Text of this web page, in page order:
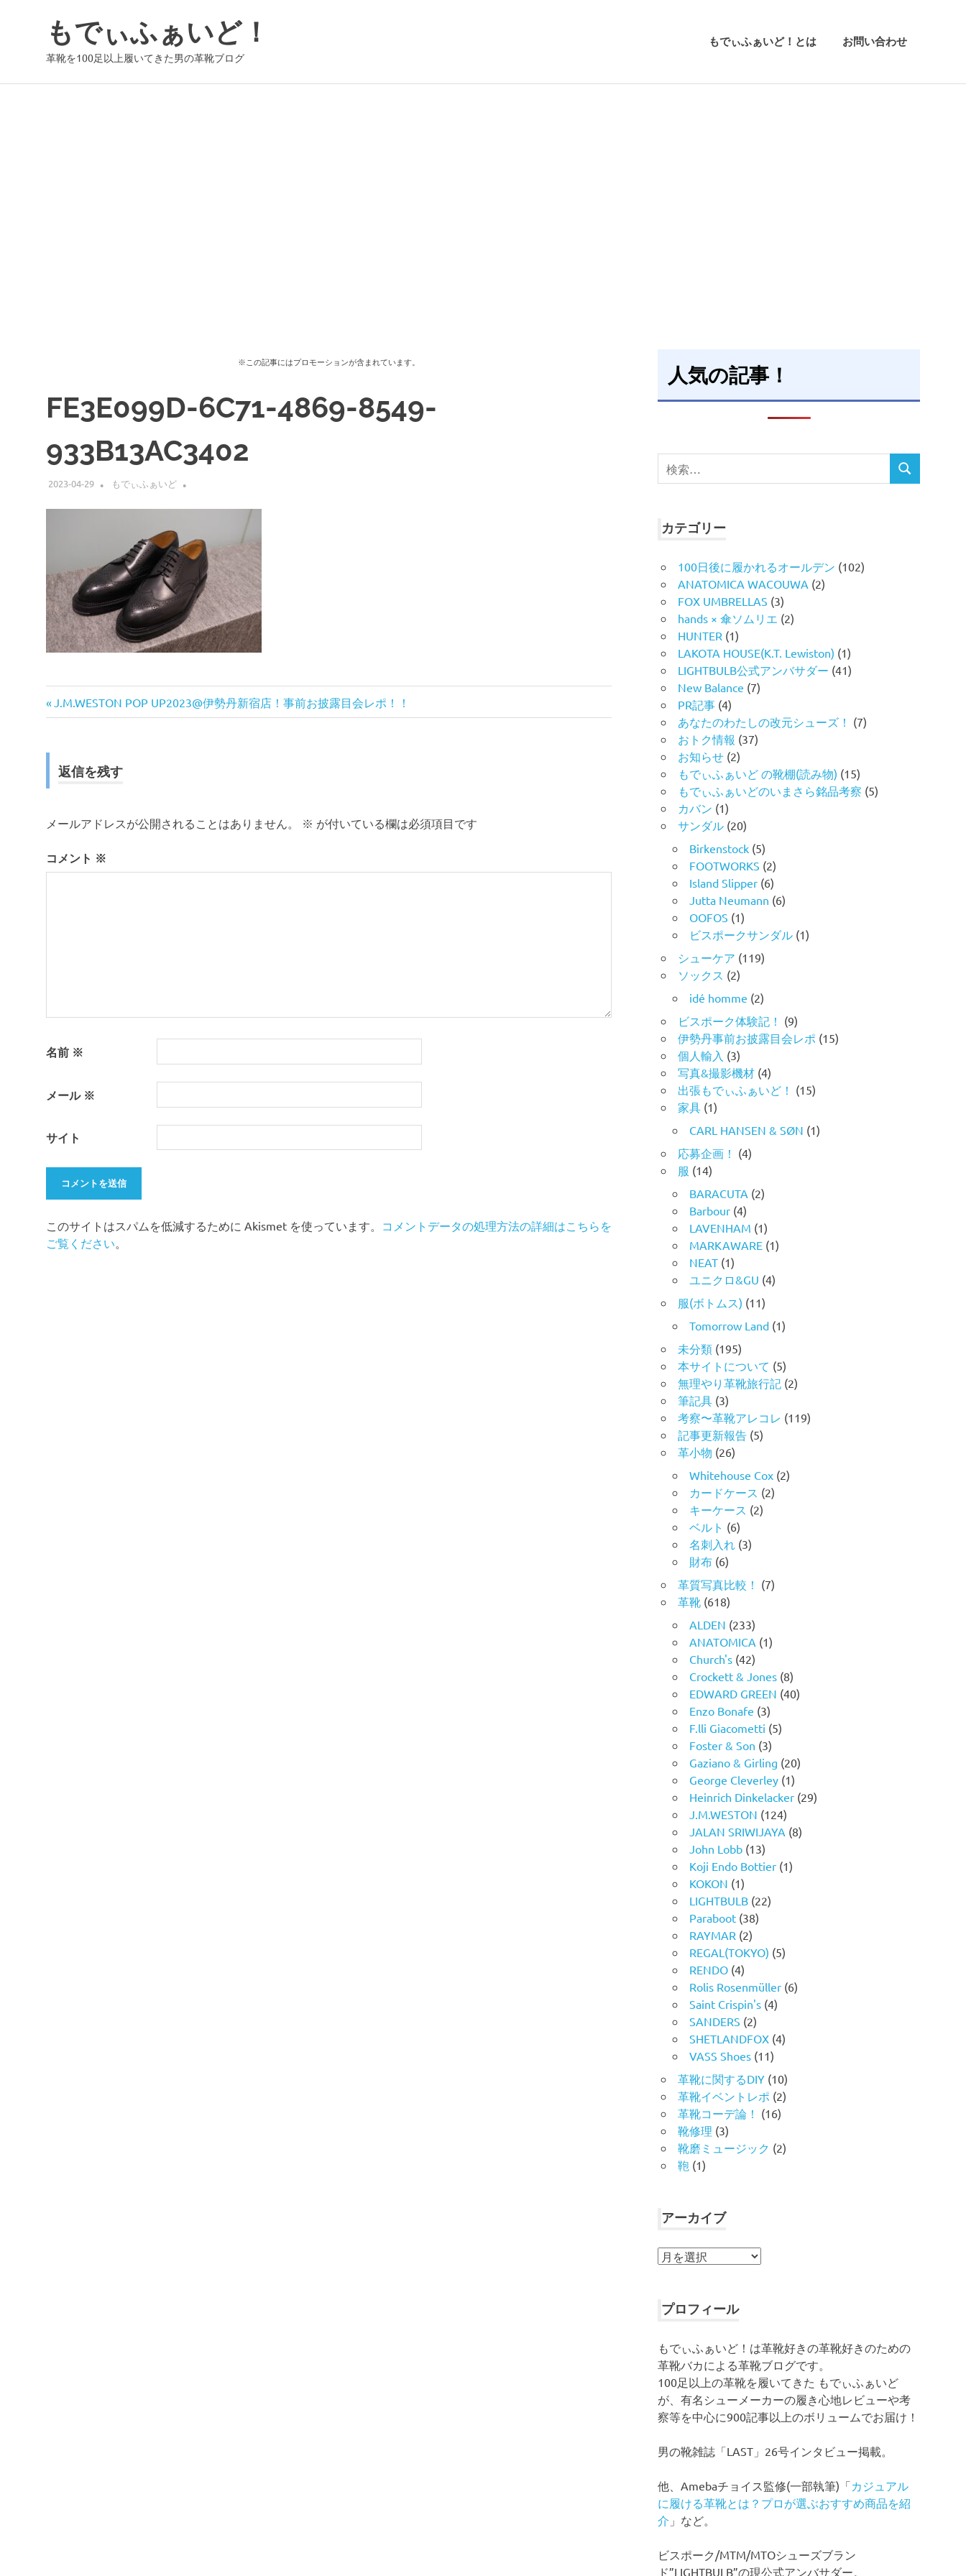
もでぃふぁいど！
革靴を100足以上履いてきた男の革靴ブログ
もでぃふぁいど！とは お問い合わせ
※この記事にはプロモーションが含まれています。
FE3E099D-6C71-4869-8549-
933B13AC3402
2023-04-29 もでぃふぁいど
投
ナ
ゲ
ー
前
の
J.M.WESTON POP UP2023@伊勢丹新宿店！事前お披露目会レポ！！
返信を残す
メールアドレスが公開されることはありません。 ※ が付いている欄は必須項目です
コメント ※
名前 ※
メール ※
サイト
このサイトはスパムを低減するために Akismet を使っています。 コメントデータの処理方法の詳細はこちらを
ご覧ください。
人気の記事！
検
索
検
カテゴリー
100日後に履かれるオールデン (102)
ANATOMICA WACOUWA (2)
FOX UMBRELLAS (3)
hands × 傘ソムリエ (2)
HUNTER (1)
LAKOTA HOUSE(K.T. Lewiston) (1)
LIGHTBULB公式アンバサダー (41)
New Balance (7)
PR記事 (4)
あなたのわたしの改元シューズ！ (7)
おトク情報 (37)
お知らせ (2)
もでぃふぁいど の靴棚(読み物) (15)
もでぃふぁいどのいまさら銘品考察 (5)
カバン (1)
サンダル (20)
Birkenstock (5)
FOOTWORKS (2)
Island Slipper (6)
Jutta Neumann (6)
OOFOS (1)
ビスポークサンダル (1)
シューケア (119)
ソックス (2)
idé homme (2)
ビスポーク体験記！ (9)
伊勢丹事前お披露目会レポ (15)
個人輸入 (3)
写真&撮影機材 (4)
出張もでぃふぁいど！ (15)
家具 (1)
CARL HANSEN & SØN (1)
応募企画！ (4)
服 (14)
BARACUTA (2)
Barbour (4)
LAVENHAM (1)
MARKAWARE (1)
NEAT (1)
ユニクロ&GU (4)
服(ボトムス) (11)
Tomorrow Land (1)
未分類 (195)
本サイトについて (5)
無理やり革靴旅行記 (2)
筆記具 (3)
考察〜革靴アレコレ (119)
記事更新報告 (5)
革小物 (26)
Whitehouse Cox (2)
カードケース (2)
キーケース (2)
ベルト (6)
名刺入れ (3)
財布 (6)
革質写真比較！ (7)
革靴 (618)
ALDEN (233)
ANATOMICA (1)
Church's (42)
Crockett & Jones (8)
EDWARD GREEN (40)
Enzo Bonafe (3)
F.lli Giacometti (5)
Foster & Son (3)
Gaziano & Girling (20)
George Cleverley (1)
Heinrich Dinkelacker (29)
J.M.WESTON (124)
JALAN SRIWIJAYA (8)
John Lobb (13)
Koji Endo Bottier (1)
KOKON (1)
LIGHTBULB (22)
Paraboot (38)
RAYMAR (2)
REGAL(TOKYO) (5)
RENDO (4)
Rolis Rosenmüller (6)
Saint Crispin's (4)
SANDERS (2)
SHETLANDFOX (4)
VASS Shoes (11)
革靴に関するDIY (10)
革靴イベントレポ (2)
革靴コーデ論！ (16)
靴修理 (3)
靴磨ミュージック (2)
鞄 (1)
アーカイブ
ア
イ
プロフィール
もでぃふぁいど！は革靴好きの革靴好きのための
革靴バカによる革靴ブログです。
100足以上の革靴を履いてきた もでぃふぁいど
が、有名シューメーカーの履き心地レビューや考
察等を中心に900記事以上のボリュームでお届け！
男の靴雑誌「LAST」26号インタビュー掲載。
他、Amebaチョイス監修(一部執筆)「カジュアル
に履ける革靴とは？プロが選ぶおすすめ商品を紹
介 」など。
ビスポーク/MTM/MTOシューズブラン
ド”LIGHTBULB”の現公式アンバサダー。